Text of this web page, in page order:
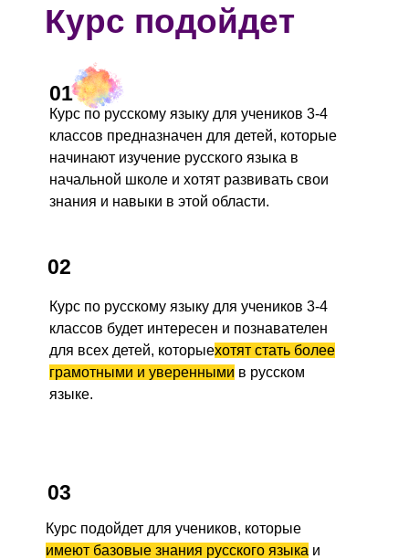
Курс подойдет
Курс по русскому языку для учеников 3-4
классов предназначен для детей, которые
начинают изучение русского языка в
начальной школе и хотят развивать свои
знания и навыки в этой области.
01
Курс по русскому языку для учеников 3-4
классов будет интересен и познавателен
для всех детей, которыехотят стать более
грамотными и уверенными в русском
языке.
03
Курс подойдет для учеников, которые
имеют базовые знания русского языка и
02